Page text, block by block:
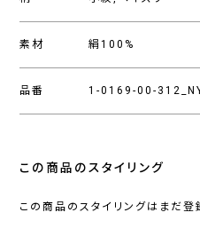
素材 絹100%
品番 1-0169-00-
この商品のスタイリング
この商品のスタイリングはまだ登